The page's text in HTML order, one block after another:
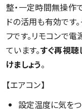
整・一定時間無操作
ドの活用も有効です
フです。リモコンで
ています。すぐ再視
けましょう。
【エアコン】
設定温度に気を